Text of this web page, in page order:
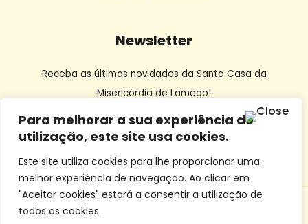
Para melhorar a sua experiência de
utilização, este site usa cookies.
Este site utiliza cookies para lhe proporcionar uma
melhor experiência de navegação. Ao clicar em
"Aceitar cookies" estará a consentir a utilização de
todos os cookies.
Newsletter
Receba as últimas novidades da Santa Casa da
Misericórdia de Lamego!
© SCMLamego | Desenvolvido por